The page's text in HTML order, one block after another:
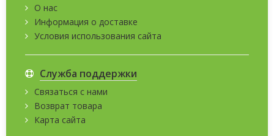
О нас
Информация о доставке
Условия использования сайта
Служба поддержки
Связаться с нами
Возврат товара
Карта сайта